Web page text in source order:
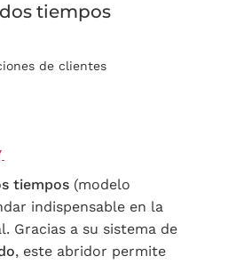
tiempos
de clientes
tiempos(modelo
indispensable en la
Gracias a su sistema de
, este abridor permite